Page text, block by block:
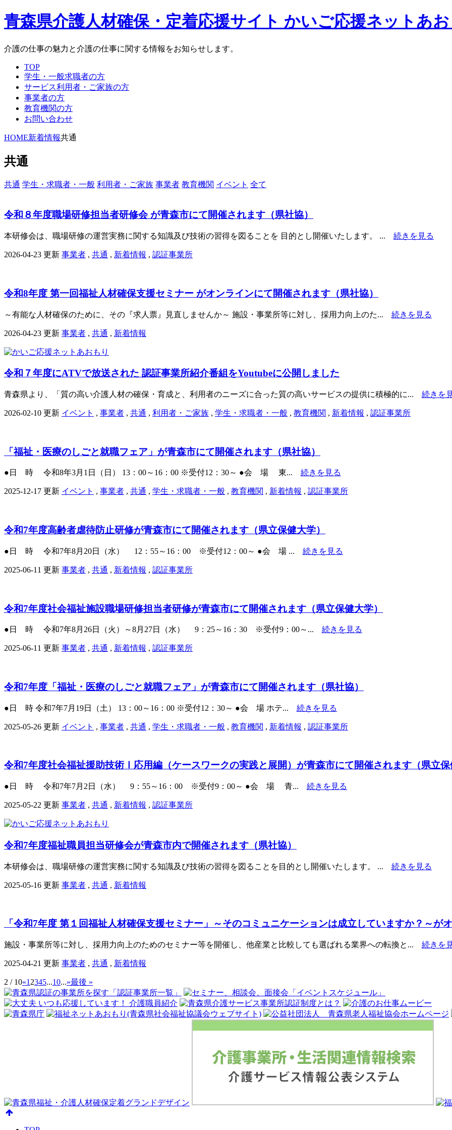
青森県介護人材確保・定着応援サイト かいご応援ネットあ
介護の仕事の魅力と介護の仕事に関する情報をお知らせします。
TOP
学生・一般求職者の方
サービス利用者・ご家族の方
事業者の方
教育機関の方
お問い合わせ
HOME新着情報共通
共通
共通 学生・求職者・一般 利用者・ご家族 事業者 教育機関 イベント 全て
令和８年度職場研修担当者研修会 が青森市にて開催されます（県社協）
本研修会は、職場研修の運営実務に関する知識及び技術の習得を図ることを 目的とし開催いたします。 ... 続きを見る
2026-04-23 更新 事業者 , 共通 , 新着情報 , 認証事業所
令和8年度 第一回福祉人材確保支援セミナー がオンラインにて開催されます（県社協）
～有能な人材確保のために、その『求人票』見直しませんか～ 施設・事業所等に対し、採用力向上のた... 続きを見る
2026-04-23 更新 事業者 , 共通 , 新着情報
令和７年度にATVで放送された 認証事業所紹介番組をYoutubeに公開しました
青森県より、「質の高い介護人材の確保・育成と、利用者のニーズに合った質の高いサービスの提供に積極的に... 続きを
2026-02-10 更新 イベント , 事業者 , 共通 , 利用者・ご家族 , 学生・求職者・一般 , 教育機関 , 新着情報 , 認証事業所
「福祉・医療のしごと就職フェア」が青森市にて開催されます（県社協）
●日 時 令和8年3月1日（日） 13：00～16：00 ※受付12：30～ ●会 場 東... 続きを見る
2025-12-17 更新 イベント , 事業者 , 共通 , 学生・求職者・一般 , 教育機関 , 新着情報 , 認証事業所
令和7年度高齢者虐待防止研修が青森市にて開催されます（県立保健大学）
●日 時 令和7年8月20日（水） 12：55～16：00 ※受付12：00～ ●会 場 ... 続きを見る
2025-06-11 更新 事業者 , 共通 , 新着情報 , 認証事業所
令和7年度社会福祉施設職場研修担当者研修が青森市にて開催されます（県立保健大学）
●日 時 令和7年8月26日（火）～8月27日（水） 9：25～16：30 ※受付9：00～... 続きを見る
2025-06-11 更新 事業者 , 共通 , 新着情報 , 認証事業所
令和7年度「福祉・医療のしごと就職フェア」が青森市にて開催されます（県社協）
●日 時 令和7年7月19日（土） 13：00～16：00 ※受付12：30～ ●会 場 ホテ... 続きを見る
2025-05-26 更新 イベント , 事業者 , 共通 , 学生・求職者・一般 , 教育機関 , 新着情報 , 認証事業所
令和7年度社会福祉援助技術Ⅰ応用編（ケースワークの実践と展開）が青森市にて開催されます（県立
●日 時 令和7年7月2日（水） 9：55～16：00 ※受付9：00～ ●会 場 青... 続きを見る
2025-05-22 更新 事業者 , 共通 , 新着情報 , 認証事業所
令和7年度福祉職員担当研修会が青森市内で開催されます（県社協）
本研修会は、職場研修の運営実務に関する知識及び技術の習得を図ることを目的とし開催いたします。 ... 続きを見る
2025-05-16 更新 事業者 , 共通 , 新着情報
「令和7年度 第１回福祉人材確保支援セミナー」～そのコミュニケーションは成立していますか？～が
施設・事業所等に対し、採用力向上のためのセミナー等を開催し、他産業と比較しても選ばれる業界への転換と... 続きを
2025-04-21 更新 事業者 , 共通 , 新着情報
2 / 10«1 2345...10...»最後 »